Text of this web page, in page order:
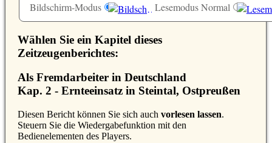
Bildschirm-Modus Lesemodus Normal
Wählen Sie ein Kapitel dieses
Zeitzeugenberichtes:
Als Fremdarbeiter in Deutschland
Kap. 2 - Ernteeinsatz in Steintal, Ostpreußen
Diesen Bericht können Sie sich auch vorlesen lassen.
Steuern Sie die Wiedergabefunktion mit den
Bedienelementen des Players.